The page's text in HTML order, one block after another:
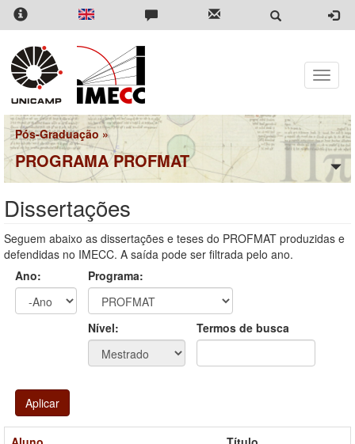
Pular
para
conteúdo
principal
Toggle
Pós-Graduação »
PROGRAMA PROFMAT
Dissertações
Seguem abaixo as dissertações e teses do PROFMAT produzidas e
defendidas no IMECC. A saída pode ser filtrada pelo ano.
Ano:
Programa:
Nível: Termos de busca
Aplicar